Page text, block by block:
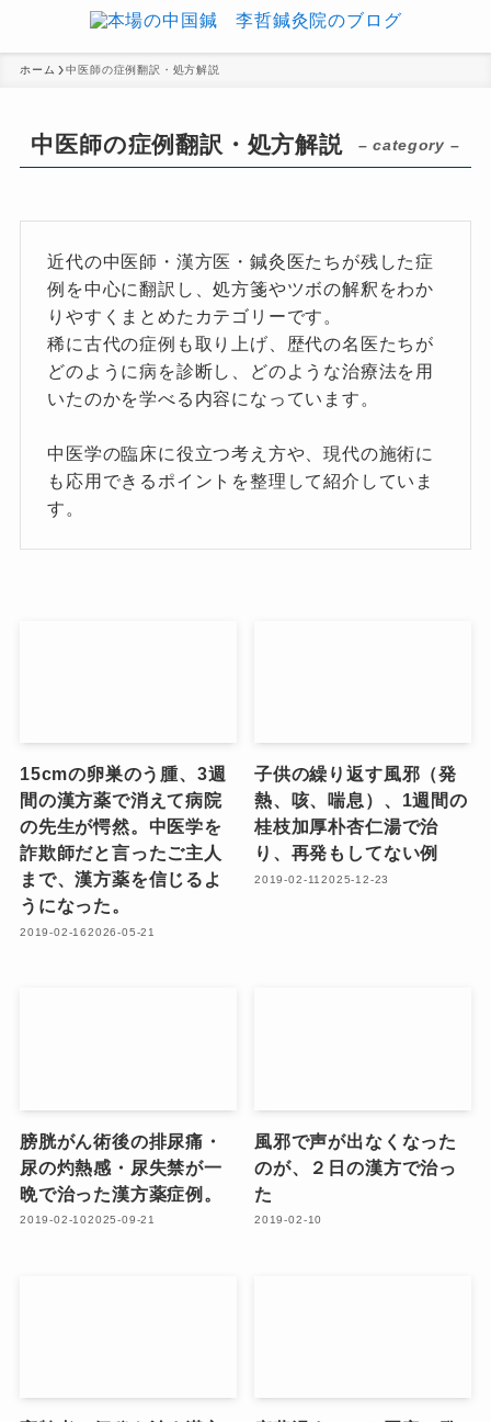
ホーム 中医師の症例翻訳・処方解説
中医師の症例翻訳・処方解説 – category –
近代の中医師・漢方医・鍼灸医たちが残した症
例を中心に翻訳し、処方箋やツボの解釈をわか
りやすくまとめたカテゴリーです。
稀に古代の症例も取り上げ、歴代の名医たちが
どのように病を診断し、どのような治療法を用
いたのかを学べる内容になっています。
中医学の臨床に役立つ考え方や、現代の施術に
も応用できるポイントを整理して紹介していま
す。
15cmの卵巣のう腫、3週
間の漢方薬で消えて病院
の先生が愕然。中医学を
詐欺師だと言ったご主人
まで、漢方薬を信じるよ
うになった。
2019-02-162026-05-21
子供の繰り返す風邪（発
熱、咳、喘息）、1週間の
桂枝加厚朴杏仁湯で治
り、再発もしてない例
2019-02-112025-12-23
膀胱がん術後の排尿痛・
尿の灼熱感・尿失禁が一
晩で治った漢方薬症例。
2019-02-102025-09-21
風邪で声が出なくなった
のが、２日の漢方で治っ
た
2019-02-10